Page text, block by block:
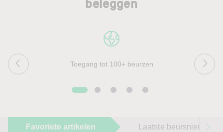
Toegang tot 100+ beurzen
Favoriete artikelen Laatste beursnieuws